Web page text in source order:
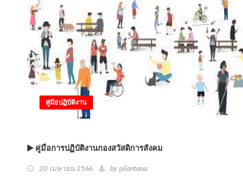
คู่มือปฏิบัติงาน
คู่มือการปฏิบัติงานกองสวัสดิการสังคม
20 เมษายน 2566 by pilantana